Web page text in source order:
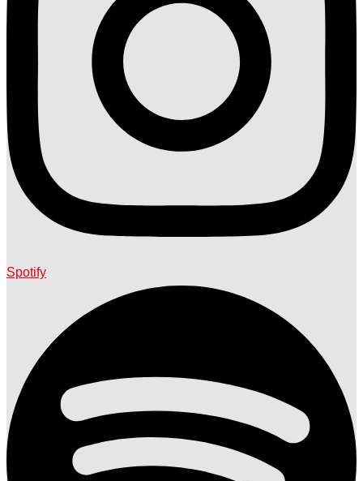
Spotify